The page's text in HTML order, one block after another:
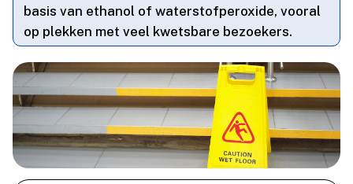
basis van ethanol of waterstofperoxide, vooral
op plekken met veel kwetsbare bezoekers.​